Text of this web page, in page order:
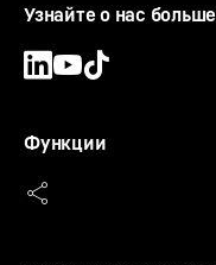
Узнайте о нас больше
Функции